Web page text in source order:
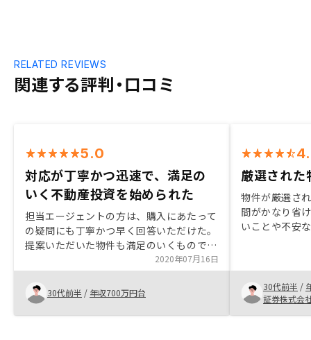
関連する評判・口コミ
RELATED REVIEWS
5.0
対応が丁寧かつ迅速で、満足の
いく不動産投資を始められた
担当エージェントの方は、購入にあたって
の疑問にも丁寧かつ早く回答いただけた。
提案いただいた物件も満足のいくものでし
たので、購入を決断できました。2020年07月16日
30代前半 / 年収700万円台
厳選された
物件が厳選さ
間がかなり省
いことや不安
シンプルで初
かったです
30代前半 /
証券株式会